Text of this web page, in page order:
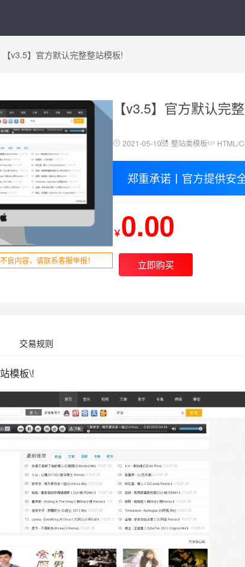
【v3.5】官方默认完整整站模板!
良内容，请联系客服举报！
【v3.5】官方默认完
2021-05-10 整站类模板 HTML/
郑重承诺丨官方提供安
￥0.00
立即购买
交易规则
模板\!